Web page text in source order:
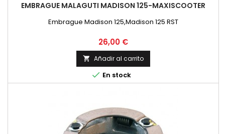
EMBRAGUE MALAGUTI MADISON 125-MAXISCOOTER
Embrague Madison 125,Madison 125 RST
Precio
26,00 €
 Añadir al carrito
 En stock